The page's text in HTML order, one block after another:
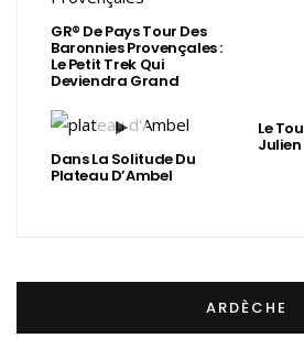
GR® De Pays Tour Des
Baronnies Provençales :
Le Petit Trek Qui
Deviendra Grand
Dans La Solitude Du
Plateau D’Ambel
Le
Julien
ARDÈCHE